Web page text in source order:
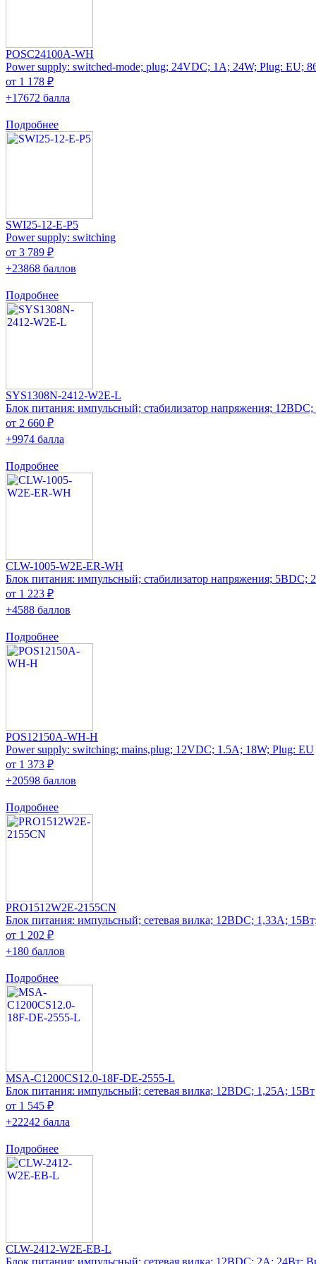
POSC24100A-WH
Power supply: switched-mode; plug; 24VDC; 1A; 24W; Plug: EU;
от 1 178 ₽
+17672 балла
Подробнее
SWI25-12-E-P5
Power supply: switching
от 3 789 ₽
+23868 баллов
Подробнее
SYS1308N-2412-W2E-L
Блок питания: импульсный; стабилизатор напряжения;
от 2 660 ₽
+9974 балла
Подробнее
CLW-1005-W2E-ER-WH
Блок питания: импульсный; стабилизатор напряжения; 5ВDC;
от 1 223 ₽
+4588 баллов
Подробнее
POS12150A-WH-H
Power supply: switching; mains,plug; 12VDC; 1.5A; 18W; Plug: EU
от 1 373 ₽
+20598 баллов
Подробнее
PRO1512W2E-2155CN
Блок питания: импульсный; сетевая вилка; 12ВDC; 1,33А;
от 1 202 ₽
+180 баллов
Подробнее
MSA-C1200CS12.0-18F-DE-2555-L
Блок питания: импульсный; сетевая вилка; 12ВDC; 1,25А; 15Вт
от 1 545 ₽
+22242 балла
Подробнее
CLW-2412-W2E-EB-L
Блок питания: импульсный; сетевая вилка; 12ВDC; 2А; 24Вт;